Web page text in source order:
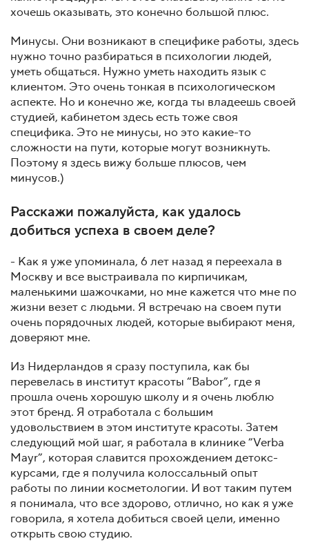
хочешь оказывать, это конечно большой плюс.
Минусы. Они возникают в специфике работы, здесь
нужно точно разбираться в психологии людей,
уметь общаться. Нужно уметь находить язык с
клиентом. Это очень тонкая в психологическом
аспекте. Но и конечно же, когда ты владеешь своей
студией, кабинетом здесь есть тоже своя
специфика. Это не минусы, но это какие-то
сложности на пути, которые могут возникнуть.
Поэтому я здесь вижу больше плюсов, чем
минусов.)
Расскажи пожалуйста, как удалось
добиться успеха в своем деле?
- Как я уже упоминала, 6 лет назад я переехала в
Москву и все выстраивала по кирпичикам,
маленькими шажочками, но мне кажется что мне по
жизни везет с людьми. Я встречаю на своем пути
очень порядочных людей, которые выбирают меня,
доверяют мне.
Из Нидерландов я сразу поступила, как бы
перевелась в институт красоты “Babor”, где я
прошла очень хорошую школу и я очень люблю
этот бренд. Я отработала с большим
удовольствием в этом институте красоты. Затем
следующий мой шаг, я работала в клинике ”Verba
Mayr”, которая славится прохождением детокс-
курсами, где я получила колоссальный опыт
работы по линии косметологии. И вот таким путем
я понимала, что все здорово, отлично, но как я уже
говорила, я хотела добиться своей цели, именно
открыть свою студию.